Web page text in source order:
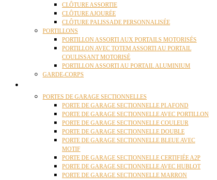
CLÔTURE ASSORTIE
CLÔTURE AJOURÉE
CLÔTURE PALISSADE PERSONNALISÉE
PORTILLONS
PORTILLON ASSORTI AUX PORTAILS MOTORISÉS
PORTILLON AVEC TOTEM ASSORTI AU PORTAIL
COULISSANT MOTORISÉ
PORTILLON ASSORTI AU PORTAIL ALUMINIUM
GARDE-CORPS
PORTES DE GARAGE SECTIONNELLES
PORTE DE GARAGE SECTIONNELLE PLAFOND
PORTE DE GARAGE SECTIONNELLE AVEC PORTILLON
PORTE DE GARAGE SECTIONNELLE COULEUR
PORTE DE GARAGE SECTIONNELLE DOUBLE
PORTE DE GARAGE SECTIONNELLE BLEUE AVEC
MOTIF
PORTE DE GARAGE SECTIONNELLE CERTIFIÉE A2P
PORTE DE GARAGE SECTIONNELLE AVEC HUBLOT
PORTE DE GARAGE SECTIONNELLE MARRON